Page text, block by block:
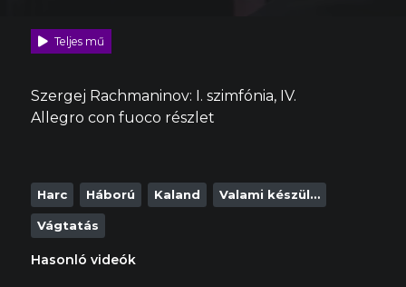
Teljes mű
Szergej Rachmaninov: I. szimfónia, IV.
Allegro con fuoco részlet
Harc Háború Kaland Valami készül…
Vágtatás
Hasonló videók